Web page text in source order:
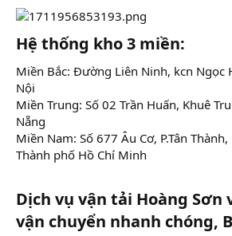
Hệ thống kho 3 miền:​
Miền Bắc: Đường Liên Ninh, kcn Ngọc
Nội
Miền Trung: Số 02 Trần Huấn, Khuê
Nẵng
Miền Nam: Số 677 Âu Cơ, P.Tân
Thành phố Hồ Chí Minh
Dịch vụ vận tải Hoàng
vận chuyển nhanh chóng,